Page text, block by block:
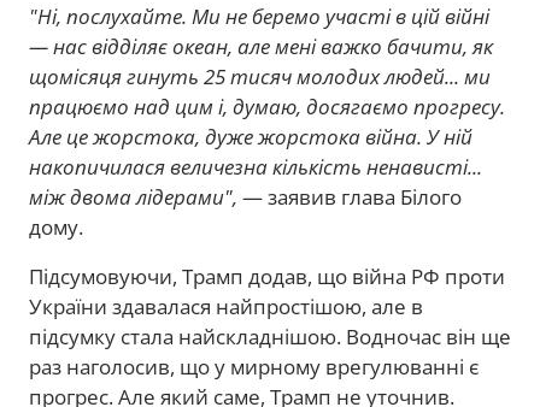
"Ні, послухайте. Ми не беремо участі в цій війні
— нас відділяє океан, але мені важко бачити, як
щомісяця гинуть 25 тисяч молодих людей... ми
працюємо над цим і, думаю, досягаємо прогресу.
Але це жорстока, дуже жорстока війна. У ній
накопичилася величезна кількість ненависті...
між двома лідерами", — заявив глава Білого
дому.
Підсумовуючи, Трамп додав, що війна РФ проти
України здавалася найпростішою, але в
підсумку стала найскладнішою. Водночас він ще
раз наголосив, що у мирному врегулюванні є
прогрес. Але який саме, Трамп не уточнив.